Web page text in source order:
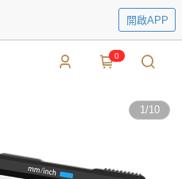
開啟APP
0
1/10